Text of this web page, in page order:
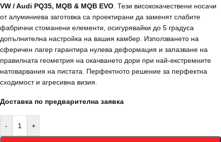
VW / Audi PQ35, MQB & MQB EVO. Тези висококачествени носачи
от алуминиева заготовка са проектирани да заменят слабите
фабрични стоманени елементи, осигурявайки до 5 градуса
допълнителна настройка на вашия камбер. Използването на
сферичен лагер гарантира нулева деформация и запазване на
правилната геометрия на окачването дори при най-екстремните
натоварвания на пистата. Перфектното решение за перфектна
сходимост и агресивна визия.
Доставка по предварителна заявка
- +